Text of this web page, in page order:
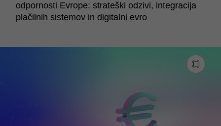
odpornosti Evrope: strateški odzivi, integracija
plačilnih sistemov in digitalni evro